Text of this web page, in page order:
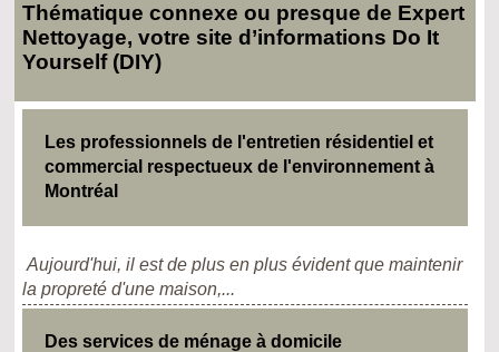
Thématique connexe ou presque de Expert
Nettoyage, votre site d’informations Do It
Yourself (DIY)
Les professionnels de l'entretien résidentiel et
commercial respectueux de l'environnement à
Montréal
Aujourd'hui, il est de plus en plus évident que maintenir
la propreté d'une maison,...
Des services de ménage à domicile